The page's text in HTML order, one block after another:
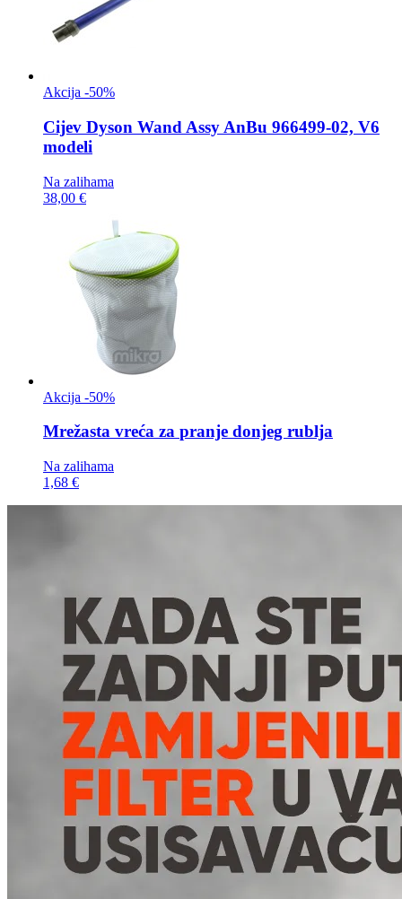
Akcija -50%
Cijev Dyson Wand Assy AnBu 966499-02, V6
modeli
Na zalihama
38,00 €
Akcija -50%
Mrežasta vreća za pranje donjeg rublja
Na zalihama
1,68 €